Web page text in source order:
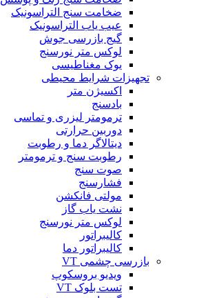
ضخامت سنج التراسونیک
عیب یاب التراسونیک
گیج بازرسی جوش
لوکس متر نورسنج
یوک مغناطیسی
تجهیزات شرایط محیطی
اکسیژن متر
بادسنج
ترمومتر لیزری و تماسی
دوربین حرارتی
دیتالاگر دما و رطوبت
رطوبت سنج و ترمومتر
صوت سنج
فشارسنج
مولتی فانکشن
نشت یاب گاز
لوکس متر نورسنج
کالیبراتور
کالیبراتور دما
بازرسی چشمی VT
ویدیو بروسکوپ
تست بلوک VT